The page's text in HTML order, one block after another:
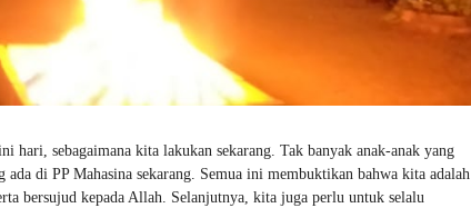
hari, sebagaimana kita lakukan sekarang. Tak banyak anak-anak yang
di PP Mahasina sekarang. Semua ini membuktikan bahwa kita adalah
bersujud kepada Allah. Selanjutnya, kita juga perlu untuk selalu